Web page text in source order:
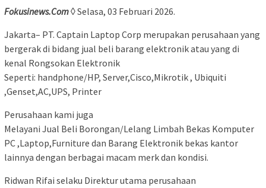
Fokusinews.Com◊ Selasa, 03 Februari 2026.
Jakarta– PT. Captain Laptop Corp merupakan perusahaan yang
bergerak di bidang jual beli barang elektronik atau yang di
kenal Rongsokan Elektronik
Seperti: handphone/HP, Server,Cisco,Mikrotik , Ubiquiti
,Genset,AC,UPS, Printer
Perusahaan kami juga
Melayani Jual Beli Borongan/Lelang Limbah Bekas Komputer
PC ,Laptop,Furniture dan Barang Elektronik bekas kantor
lainnya dengan berbagai macam merk dan kondisi.
Ridwan Rifai selaku Direktur utama perusahaan